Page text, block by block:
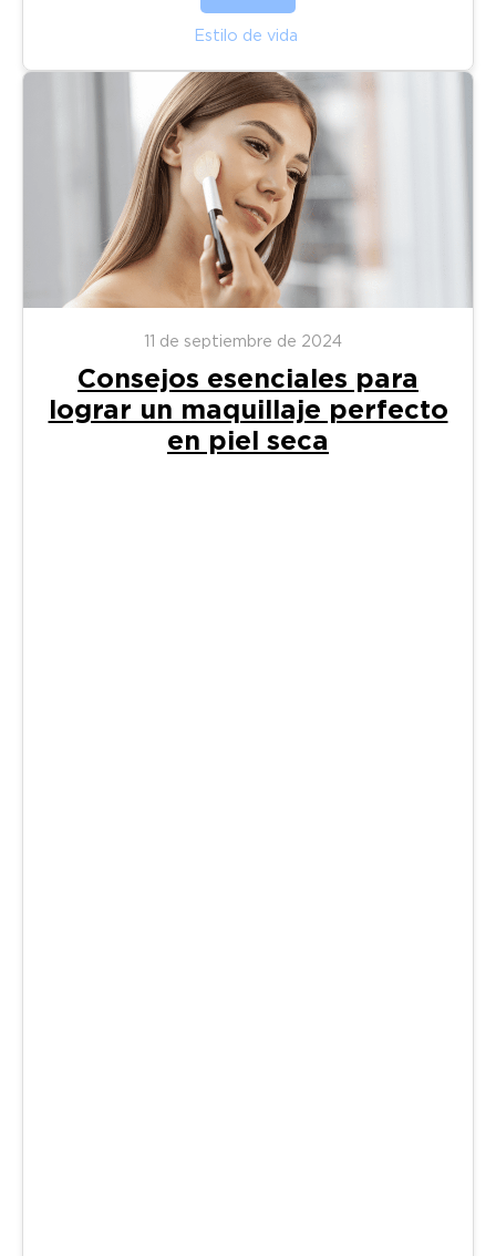
Estilo de vida
11 de septiembre de 2024
Consejos esenciales para
lograr un maquillaje perfecto
en piel seca